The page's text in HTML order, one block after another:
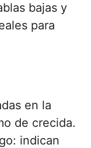
bajas y
para
en la
de crecida.
indican